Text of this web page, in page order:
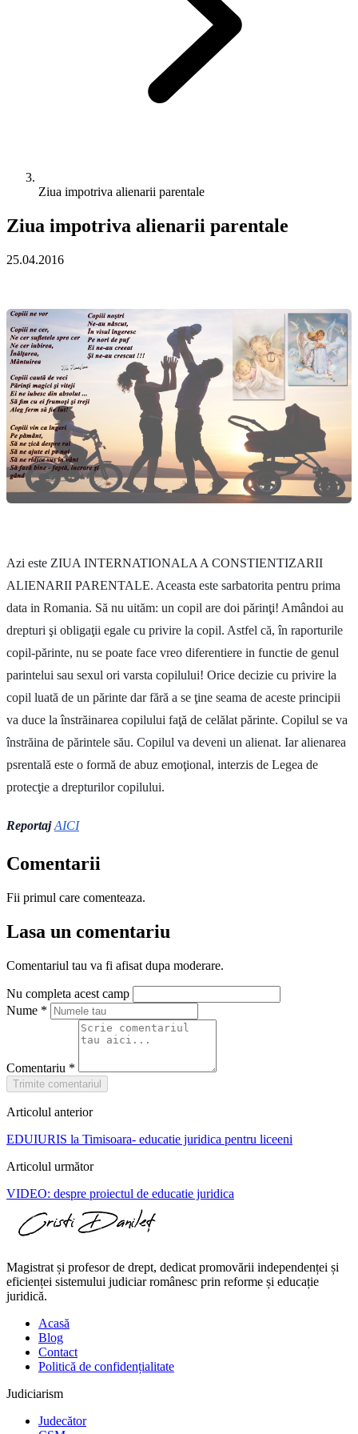
Ziua impotriva alienarii parentale
Ziua impotriva alienarii parentale
25.04.2016
Azi este ZIUA INTERNATIONALA A CONSTIENTIZARII
ALIENARII PARENTALE. Aceasta este sarbatorita pentru prima
data in Romania. Să nu uităm: un copil are doi părinţi! Amândoi au
drepturi şi obligaţii egale cu privire la copil. Astfel că, în raporturile
copil-părinte, nu se poate face vreo diferentiere in functie de genul
parintelui sau sexul ori varsta copilului! Orice decizie cu privire la
copil luată de un părinte dar fără a se ţine seama de aceste principii
va duce la înstrăinarea copilului faţă de celălat părinte. Copilul se va
înstrăina de părintele său. Copilul va deveni un alienat. Iar alienarea
psrentală este o formă de abuz emoţional, interzis de Legea de
protecţie a drepturilor copilului.
ReportajAICI
Comentarii
Fii primul care comenteaza.
Lasa un comentariu
Comentariul tau va fi afisat dupa moderare.
Nu completa acest camp
Nume *
Comentariu *
Trimite comentariul
Articolul anterior
EDUIURIS la Timisoara- educatie juridica pentru liceeni
Articolul următor
VIDEO: despre proiectul de educatie juridica
Magistrat și profesor de drept, dedicat promovării independenței și
eficienței sistemului judiciar românesc prin reforme și educație
juridică.
Acasă
Blog
Contact
Politică de confidențialitate
Judiciarism
Judecător